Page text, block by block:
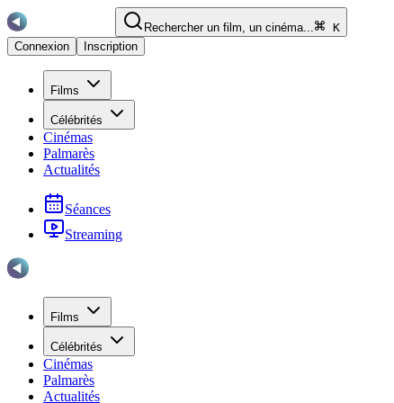
Rechercher un film, un cinéma...
K
Connexion
Inscription
Films
Célébrités
Cinémas
Palmarès
Actualités
Séances
Streaming
Films
Célébrités
Cinémas
Palmarès
Actualités